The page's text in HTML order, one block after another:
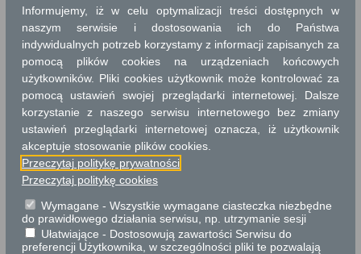
Urząd Gminy Baboszewo
Baranowo
Urząd Gminy Baranowo
Baranów
Urząd Gminy w Baranowie
Belsk Duży
Informujemy, iż w celu optymalizacji treści dostępnych w
naszym serwisie i dostosowania ich do Państwa
indywidualnych potrzeb korzystamy z informacji zapisanych za
pomocą plików cookies na urządzeniach końcowych
użytkowników. Pliki cookies użytkownik może kontrolować za
pomocą ustawień swojej przeglądarki internetowej. Dalsze
korzystanie z naszego serwisu internetowego bez zmiany
ustawień przeglądarki internetowej oznacza, iż użytkownik
akceptuje stosowanie plików cookies.
Przeczytaj politykę prywatności
Przeczytaj politykę cookies
Wymagane - Wszystkie wymagane ciasteczka niezbędne
do prawidłowego działania serwisu, np. utrzymanie sesji
Ułatwiające - Dostosowują zawartości Serwisu do
preferencji Użytkownika, w szczególności pliki te pozwalają